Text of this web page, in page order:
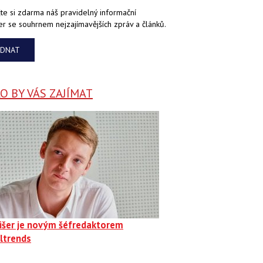
si zdarma náš pravidelný informační
se souhrnem nejzajímavějších zpráv a článků.
BY VÁS ZAJÍMAT
je novým šéfredaktorem